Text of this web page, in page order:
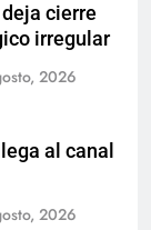
cierre
irregular
2026
al canal
2026